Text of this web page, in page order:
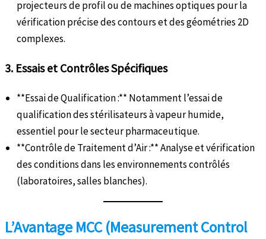
projecteurs de profil ou de machines optiques pour la
vérification précise des contours et des géométries 2D
complexes.
3. Essais et Contrôles Spécifiques
**Essai de Qualification :** Notamment l’essai de
qualification des stérilisateurs à vapeur humide,
essentiel pour le secteur pharmaceutique.
**Contrôle de Traitement d’Air :** Analyse et vérification
des conditions dans les environnements contrôlés
(laboratoires, salles blanches).
L’Avantage MCC (Measurement Control